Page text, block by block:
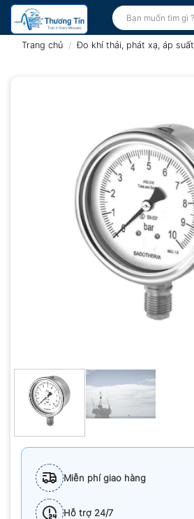
Bỏ
qua
Tìm
kiếm:
Trang chủ / Đo khí thải, phát xạ, áp suất
Miễn phí giao hàng
Hỗ trợ 24/7